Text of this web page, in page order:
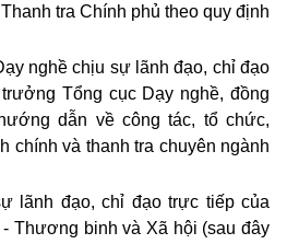
tra Chính phủ theo quy định
nghề chịu sự lãnh đạo, chỉ đạo
Tổng cục Dạy nghề, đồng
dẫn về công tác, tổ chức,
chính và thanh tra chuyên ngành
lãnh đạo, chỉ đạo trực tiếp của
Thương binh và Xã hội (sau đây